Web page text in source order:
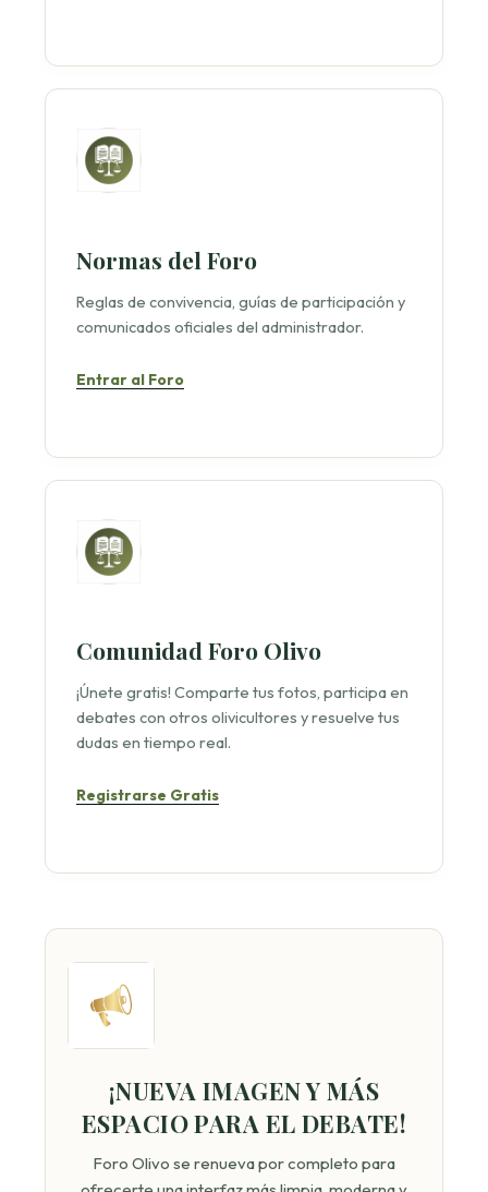
Normas del Foro
Reglas de convivencia, guías de participación y
comunicados oficiales del administrador.
Entrar al Foro
Comunidad Foro Olivo
¡Únete gratis! Comparte tus fotos, participa en
debates con otros olivicultores y resuelve tus
dudas en tiempo real.
Registrarse Gratis
¡NUEVA IMAGEN Y MÁS
ESPACIO PARA EL DEBATE!
Foro Olivo se renueva por completo para